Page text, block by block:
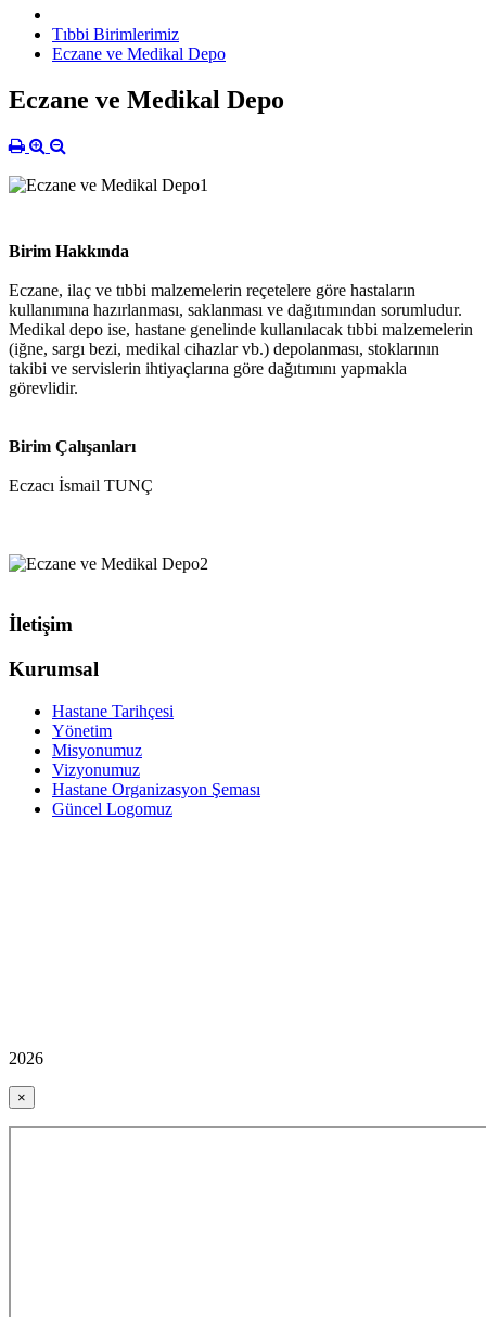
Tıbbi Birimlerimiz
Eczane ve Medikal Depo
Eczane ve Medikal Depo
Birim Hakkında
Eczane, ilaç ve tıbbi malzemelerin reçetelere göre hastaların
kullanımına hazırlanması, saklanması ve dağıtımından sorumludur.
Medikal depo ise, hastane genelinde kullanılacak tıbbi malzemelerin
(iğne, sargı bezi, medikal cihazlar vb.) depolanması, stoklarının
takibi ve servislerin ihtiyaçlarına göre dağıtımını yapmakla
görevlidir.
Birim Çalışanları
Eczacı İsmail TUNÇ
İletişim
Kurumsal
Hastane Tarihçesi
Yönetim
Misyonumuz
Vizyonumuz
Hastane Organizasyon Şeması
Güncel Logomuz
2026
×